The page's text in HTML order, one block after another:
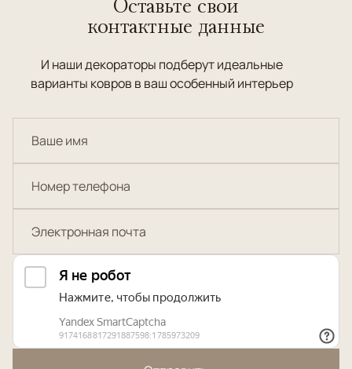
Оставьте свои
контактные данные
И наши декораторы подберут идеальные
варианты ковров в ваш особенный интерьер